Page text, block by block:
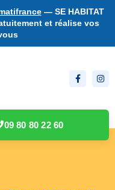
— SE HABITAT
et réalise vos
09 80 80 22 60